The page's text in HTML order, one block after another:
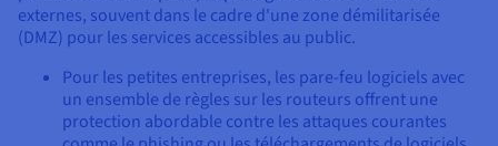
externes, souvent dans le cadre d'une zone démilitarisée
(DMZ) pour les services accessibles au public.
Pour les petites entreprises, les pare-feu logiciels avec
un ensemble de règles sur les routeurs offrent une
protection abordable contre les attaques courantes